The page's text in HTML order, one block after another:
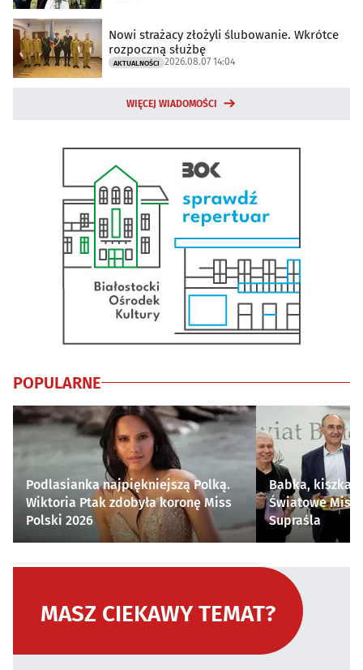
Nowi strażacy złożyli ślubowanie. Wkrótce
rozpoczną służbę
AKTUALNOŚCI 2026.08.07 14:04
WIĘCEJ WIADOMOŚCI
POPULARNE
Podlasianka najpiękniejszą Polką.
Wiktoria Ptak zdobyła koronę Miss
Polski 2026
Babka, kiszka i
Światowe
Supraśla
MASZ CIEKAWY TEMAT?